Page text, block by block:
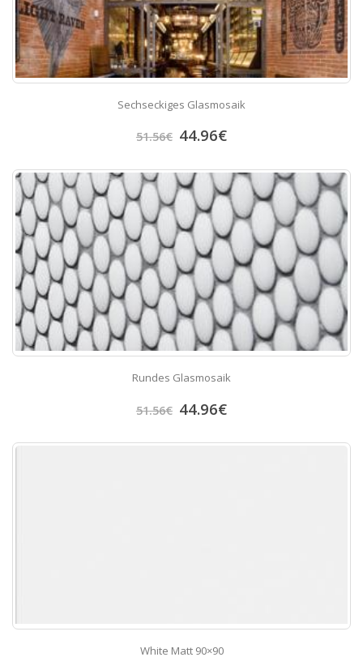
Sechseckiges Glasmosaik
51.56€ 44.96€
Rundes Glasmosaik
51.56€ 44.96€
White Matt 90×90